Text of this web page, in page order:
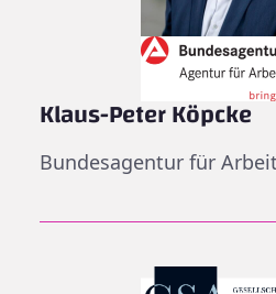
Klaus-Peter Köpcke
Bundesagentur für